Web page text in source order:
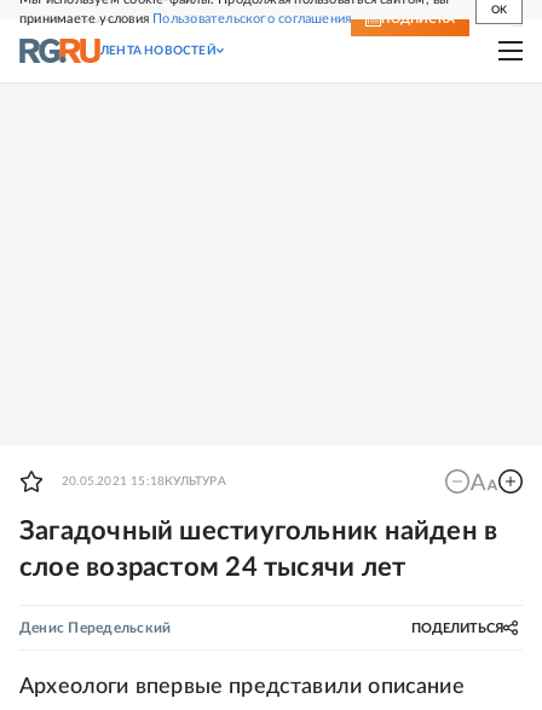
принимаете условия Пользовательского соглашения
OK
СВЕЖИЙ НОМЕР ПОДПИСКА
ЛЕНТА НОВОСТЕЙ
20.05.2021 15:18 КУЛЬТУРА
Загадочный шестиугольник найден в
слое возрастом 24 тысячи лет
Денис Передельский ПОДЕЛИТЬСЯ
Археологи впервые представили описание